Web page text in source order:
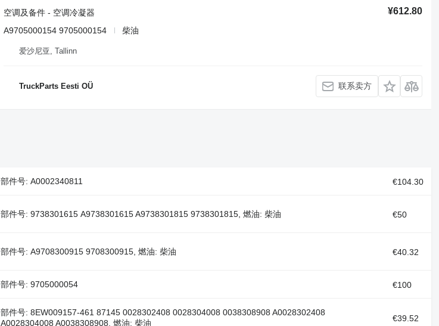
¥612.80
空调及备件 - 空调冷凝器
A9705000154 9705000154
柴油
爱沙尼亚, Tallinn
TruckParts Eesti OÜ 联系卖方
部件号: A0002340811 €104.30
部件号: 9738301615 A9738301615 A9738301815 9738301815, 燃油: 柴油 €50
部件号: A9708300915 9708300915, 燃油: 柴油 €40.32
部件号: 9705000054 €100
部件号: 8EW009157-461 87145 0028302408 0028304008 0038308908 A0028302408
A0028304008 A0038308908, 燃油: 柴油
€39.52